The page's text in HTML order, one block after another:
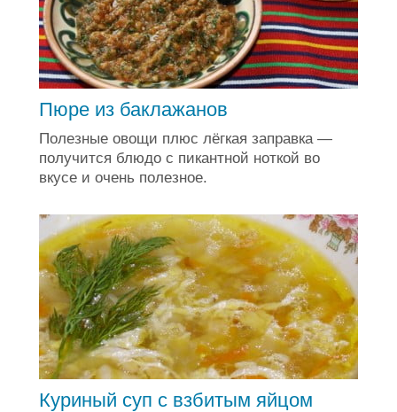
Пюре из баклажанов
Полезные овощи плюс лёгкая заправка —
получится блюдо с пикантной ноткой во
вкусе и очень полезное.
Куриный суп с взбитым яйцом